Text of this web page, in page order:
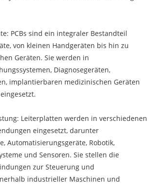
PCBs sind ein integraler Bestandteil
von kleinen Handgeräten bis hin zu
Geräten. Sie werden in
Diagnosegeräten,
implantierbaren medizinischen Geräten
Leiterplatten werden in verschiedenen
eingesetzt, darunter
Automatisierungsgeräte, Robotik,
und Sensoren. Sie stellen die
zur Steuerung und
industrieller Maschinen und